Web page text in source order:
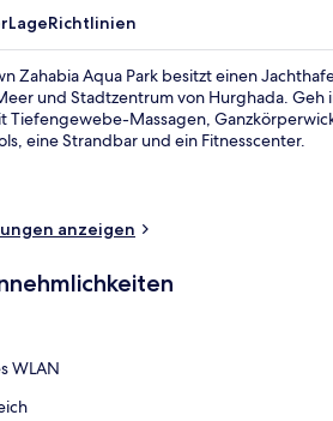
LageRichtlinien
Zahabia Aqua Park besitzt einen
und Stadtzentrum von Hurghada. Geh
Tiefengewebe-Massagen,
eine Strandbar und ein Fitnesscenter.
anzeigen
WLAN